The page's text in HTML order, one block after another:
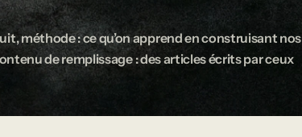
méthode : ce qu’on apprend en construisant nos
de remplissage : des articles écrits par ceux